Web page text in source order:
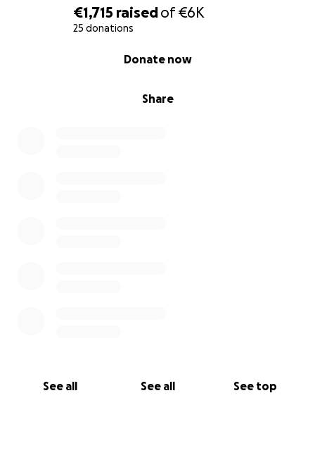
€1,715 raisedof€6K
25 donations
Share
Donate now
See all See all See top